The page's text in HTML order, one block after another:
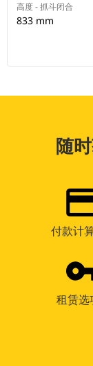
高度 - 抓斗闭合
833 mm
随
付款计
租赁选